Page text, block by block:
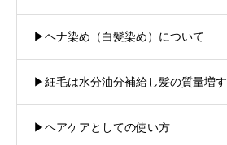
▶︎ヘナ染め（白髪染め）について
▶︎細毛は水分油分補給し髪の質量増す
▶︎ヘアケアとしての使い方